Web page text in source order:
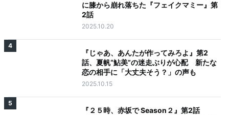
に膝から崩れ落ちた『フェイクマミー』第
2話
2025.10.20
4
『じゃあ、あんたが作ってみろよ』第2
話、夏帆“鮎美”の迷走ぶりが心配 新たな
恋の相手に「大丈夫そう？」の声も
2025.10.15
5
『２５時、赤坂で Season２』第2話